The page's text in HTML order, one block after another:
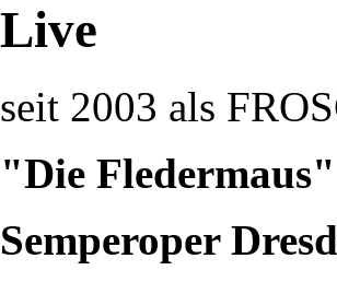
Live
seit 2003 als
"Die Fledermaus"
Semperoper